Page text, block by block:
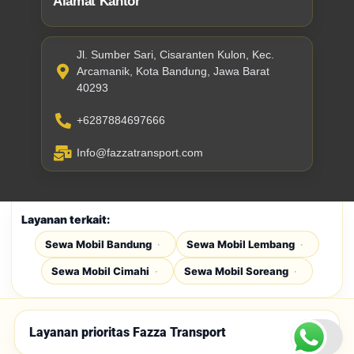
Jl. Sumber Sari, Cisaranten Kulon, Kec.
Arcamanik, Kota Bandung, Jawa Barat
40293
+6287884697666
Info@fazzatransport.com
Layanan terkait:
Sewa Mobil Bandung Sewa Mobil Lembang
Sewa Mobil Cimahi Sewa Mobil Soreang
Layanan prioritas Fazza Transport